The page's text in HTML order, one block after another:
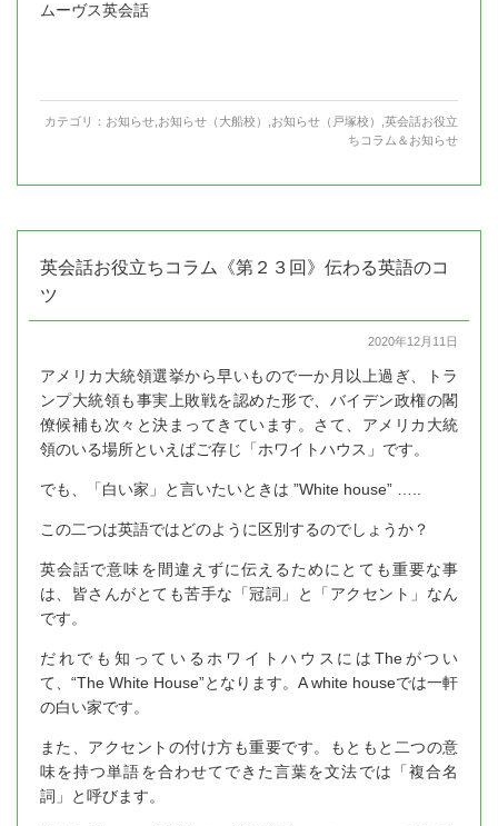
ムーヴス英会話
カテゴリ： お知らせ お知らせ（大船校） お知らせ（戸塚校）
英会話お役立
ちコラム＆お知らせ
英会話お役立ちコラム《第２３回》伝わる英語のコ
ツ
2020年12月11日
アメリカ大統領選挙から早いもので一か月以上過ぎ、トラ
ンプ大統領も事実上敗戦を認めた形で、バイデン政権の閣
僚候補も次々と決まってきています。さて、アメリカ大統
領のいる場所といえばご存じ「ホワイトハウス」です。
でも、「白い家」と言いたいときは ”White house” …..
この二つは英語ではどのように区別するのでしょうか？
英会話で意味を間違えずに伝えるためにとても重要な事
は、皆さんがとても苦手な「冠詞」と「アクセント」なん
です。
だれでも知っているホワイトハウスにはTheがつい
て、“The White House”となります。A white houseでは一軒
の白い家です。
また、アクセントの付け方も重要です。もともと二つの意
味を持つ単語を合わせてできた言葉を文法では「複合名
詞」と呼びます。